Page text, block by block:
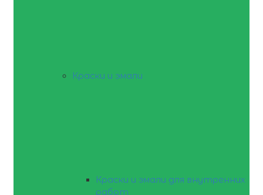
Краски и эмали
Краски и эмали для внутренних
работ